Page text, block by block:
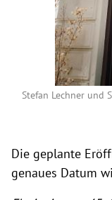
Stefan Lechner und
Die geplante
genaues Datum